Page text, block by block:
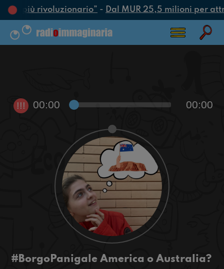
più rivoluzionario”- Dal MUR 25,5 milioni per
!!! 00:00 00:00
#BorgoPanigale America o Australia?